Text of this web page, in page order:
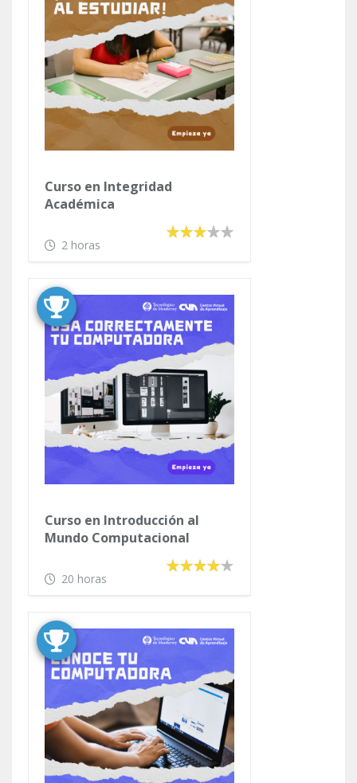
Curso en Integridad
Académica
2 horas
Curso en Introducción al
Mundo Computacional
20 horas